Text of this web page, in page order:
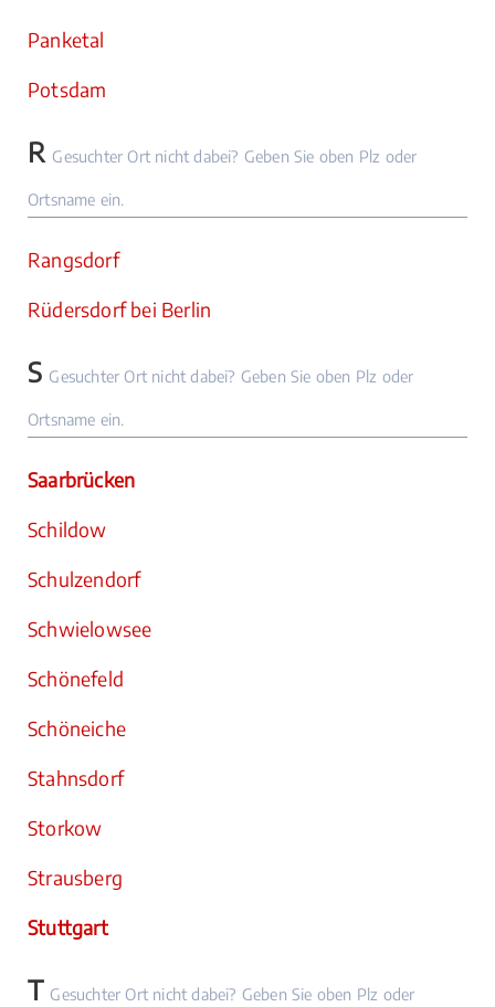
Panketal
Potsdam
R Gesuchter Ort nicht dabei? Geben Sie oben Plz oder
Ortsname ein.
Rangsdorf
Rüdersdorf bei Berlin
S Gesuchter Ort nicht dabei? Geben Sie oben Plz oder
Ortsname ein.
Saarbrücken
Schildow
Schulzendorf
Schwielowsee
Schönefeld
Schöneiche
Stahnsdorf
Storkow
Strausberg
Stuttgart
T Gesuchter Ort nicht dabei? Geben Sie oben Plz oder